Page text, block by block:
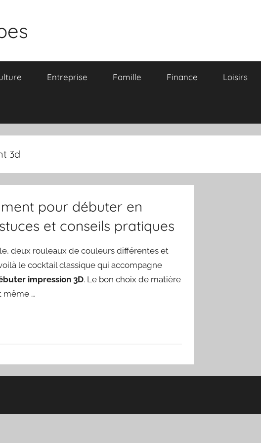
Entreprise Famille Finance Loisirs
3d
pour débuter en
et conseils pratiques
deux rouleaux de couleurs différentes et
le cocktail classique qui accompagne
impression 3D. Le bon choix de matière
même …